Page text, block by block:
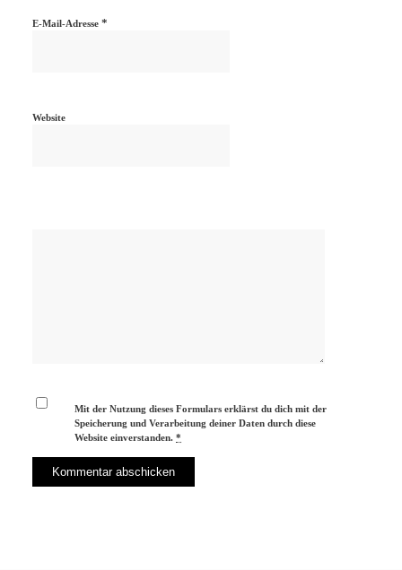
E-Mail-Adresse *
Website
Mit der Nutzung dieses Formulars erklärst du dich mit der
Speicherung und Verarbeitung deiner Daten durch diese
Website einverstanden.*